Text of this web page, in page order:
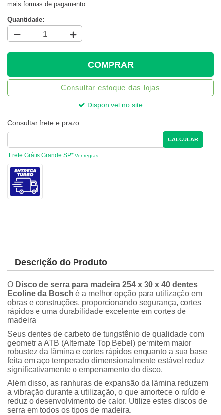
mais formas de pagamento
Quantidade:
COMPRAR
Consultar estoque das lojas
Disponível no site
Consultar frete e prazo
CALCULAR
Frete Grátis Grande SP* Ver regras
Descrição do Produto
O Disco de serra para madeira 254 x 30 x 40 dentes
Ecoline da Bosch é a melhor opção para utilização em
obras e construções, proporcionando segurança, cortes
rápidos e uma durabilidade excelente em cortes de
madeira.
Seus dentes de carbeto de tungstênio de qualidade com
geometria ATB (Alternate Top Bebel) permitem maior
robustez da lâmina e cortes rápidos enquanto a sua base
feita em aço temperado dimensionalmente estável reduz
significativamente o empenamento do disco.
Além disso, as ranhuras de expansão da lâmina reduzem
a vibração durante a utilização, o que amortece o ruído e
reduz o desenvolvimento de calor. Utilize estes discos de
serra em todos os tipos de madeira.